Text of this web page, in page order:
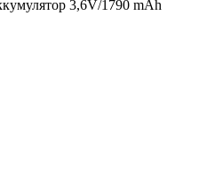
3,6V/1790 mAh